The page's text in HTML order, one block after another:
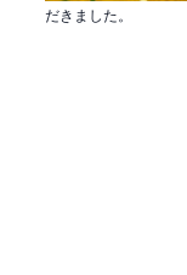
だきました。